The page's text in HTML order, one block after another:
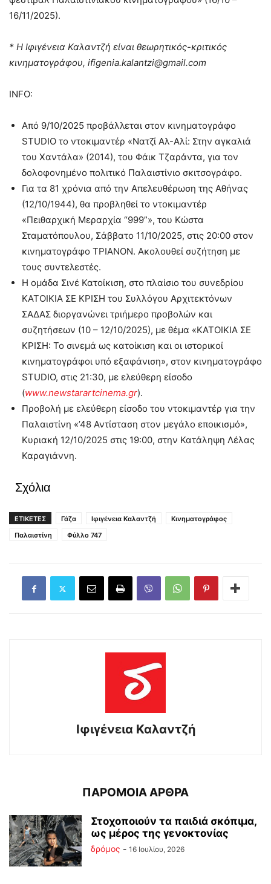
16/11/2025).
* Η Ιφιγένεια Καλαντζή είναι θεωρητικός-κριτικός
κινηματογράφου, ifigenia.kalantzi@gmail.com
INFO:
Από 9/10/2025 προβάλλεται στον κινηματογράφο
STUDIO το ντοκιμαντέρ «Νατζί Αλ-Αλί: Στην αγκαλιά
του Χαντάλα» (2014), του Φάικ Τζαράντα, για τον
δολοφονημένο πολιτικό Παλαιστίνιο σκιτσογράφο.
Για τα 81 χρόνια από την Απελευθέρωση της Αθήνας
(12/10/1944), θα προβληθεί το ντοκιμαντέρ
«Πειθαρχική Μεραρχία “999”», του Κώστα
Σταματόπουλου, Σάββατο 11/10/2025, στις 20:00 στον
κινηματογράφο ΤΡΙΑΝΟΝ. Ακολουθεί συζήτηση με
τους συντελεστές.
Η ομάδα Σινέ Κατοίκιση, στο πλαίσιο του συνεδρίου
ΚΑΤΟΙΚΙΑ ΣΕ ΚΡΙΣΗ του Συλλόγου Αρχιτεκτόνων
ΣΑΔΑΣ διοργανώνει τριήμερο προβολών και
συζητήσεων (10 – 12/10/2025), με θέμα «ΚΑΤΟΙΚΙΑ ΣΕ
ΚΡΙΣΗ: Το σινεμά ως κατοίκιση και οι ιστορικοί
κινηματογράφοι υπό εξαφάνιση», στον κινηματογράφο
STUDIO, στις 21:30, με ελεύθερη είσοδο
(www.newstarartcinema.gr).
Προβολή με ελεύθερη είσοδο του ντοκιμαντέρ για την
Παλαιστίνη «’48 Αντίσταση στον μεγάλο εποικισμό»,
Κυριακή 12/10/2025 στις 19:00, στην Κατάληψη Λέλας
Καραγιάννη.
Σχόλια
ΕΤΙΚΕΤΕΣ Γάζα Ιφιγένεια Καλαντζή
Κινηματογράφος
Παλαιστίνη
Φύλλο 747
Ιφιγένεια Καλαντζή
ΠΑΡΟΜΟΙΑ ΑΡΘΡΑ
Στοχοποιούν τα παιδιά σκόπιμα,
ως μέρος της γενοκτονίας
δρόμος - 16 Ιουλίου, 2026